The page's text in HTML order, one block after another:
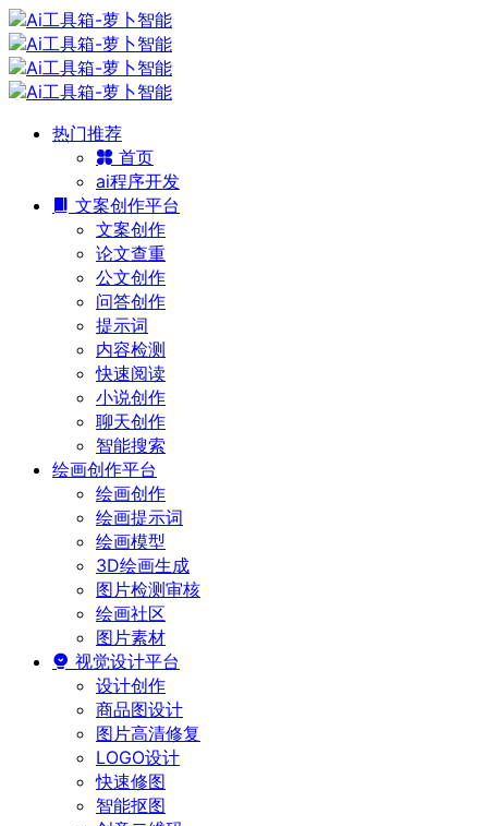
热门推荐
首页
ai程序开发
文案创作平台
文案创作
论文查重
公文创作
问答创作
提示词
内容检测
快速阅读
小说创作
聊天创作
智能搜索
绘画创作平台
绘画创作
绘画提示词
绘画模型
3D绘画生成
图片检测审核
绘画社区
图片素材
视觉设计平台
设计创作
商品图设计
图片高清修复
LOGO设计
快速修图
智能抠图